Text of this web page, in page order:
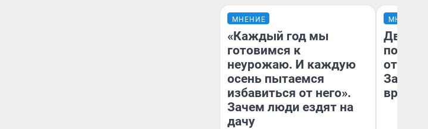
МНЕНИЕ
«Каждый год мы
готовимся к
неурожаю. И каждую
осень пытаемся
избавиться от него».
Зачем люди ездят на
дачу
МНЕНИЕ
Два
от 100
врачей